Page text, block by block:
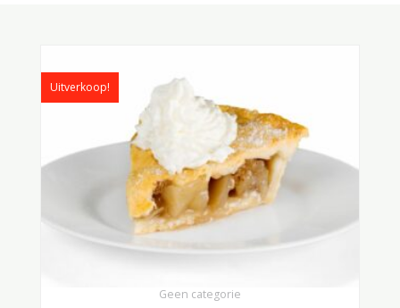
Uitverkoop!
Geen categorie
€ 7,00.